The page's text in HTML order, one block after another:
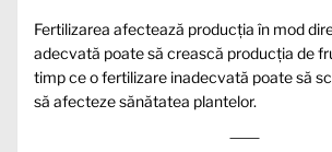
Fertilizarea afectează producția în mod
adecvată poate să crească producția de
timp ce o fertilizare inadecvată poate să
să afecteze sănătatea plantelor.